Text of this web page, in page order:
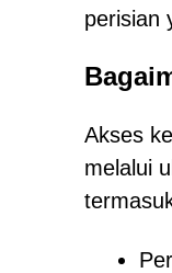
perisian
Akses
melalui